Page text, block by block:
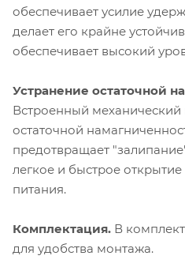
обеспечивает усилие
делает его крайне
обеспечивает высокий
Устранение остаточной
Встроенный
остаточной
предотвращает
легкое и быстрое открытие
питания.
Комплектация. В
для удобства монтажа.